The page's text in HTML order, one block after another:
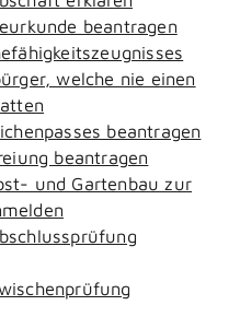
beantragen
welche nie einen
beantragen
beantragen
und Gartenbau zur